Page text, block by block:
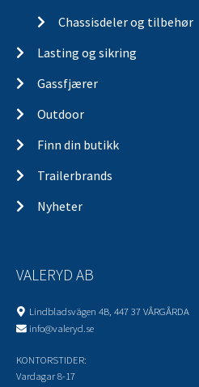
Chassisdeler og tilbehør
Lasting og sikring
Gassfjærer
Outdoor
Finn din butikk
Trailerbrands
Nyheter
VALERYD AB
Lindbladsvägen 4B, 447 37 VÅRGÅRDA
info@valeryd.se
KONTORSTIDER:
Vardagar 8-17